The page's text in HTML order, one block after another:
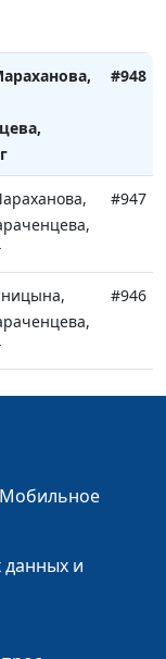
#948
#947
#946
#945
Мобильное
данных и